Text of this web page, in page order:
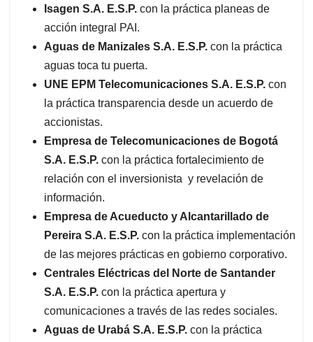
Isagen S.A. E.S.P. con la práctica planeas de
acción integral PAI.
Aguas de Manizales S.A. E.S.P. con la práctica
aguas toca tu puerta.
UNE EPM Telecomunicaciones S.A. E.S.P. con
la práctica transparencia desde un acuerdo de
accionistas.
Empresa de Telecomunicaciones de Bogotá
S.A. E.S.P. con la práctica fortalecimiento de
relación con el inversionista y revelación de
información.
Empresa de Acueducto y Alcantarillado de
Pereira S.A. E.S.P. con la práctica implementación
de las mejores prácticas en gobierno corporativo.
Centrales Eléctricas del Norte de Santander
S.A. E.S.P. con la práctica apertura y
comunicaciones a través de las redes sociales.
Aguas de Urabá S.A. E.S.P. con la práctica